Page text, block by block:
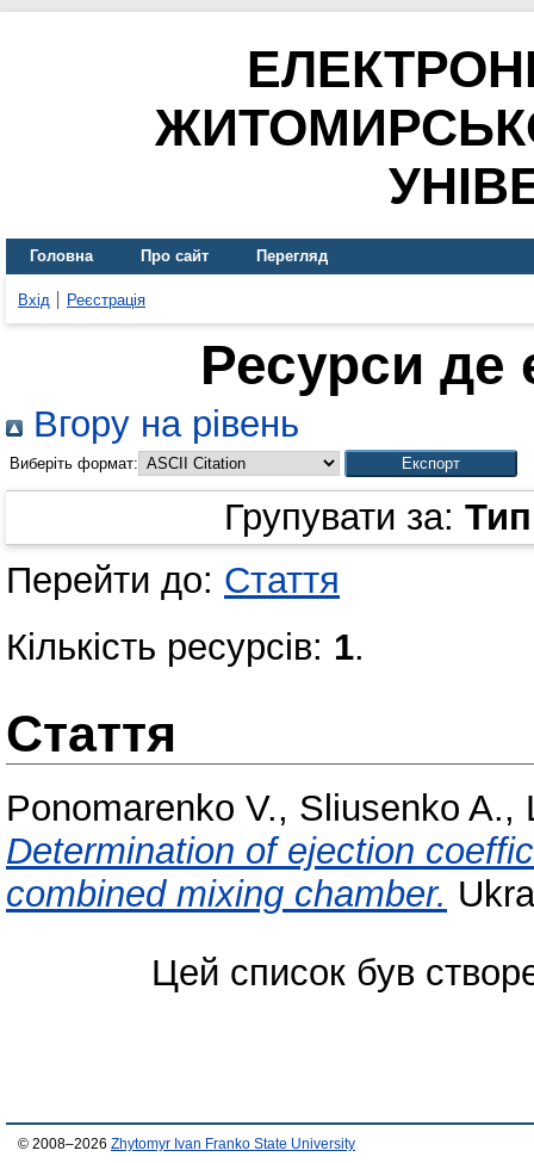
Головна Про сайт Перегляд
Вхід Реєстрація
Ресурси де
Вгору на рівень
Виберіть формат:
Групувати за:
Перейти до: Стаття
Кількість ресурсів: 1.
Стаття
Ponomarenko V., Sliusenko A.,
Determination of ejection
combined mixing chamber.
Цей список був
© 2008–2026 Zhytomyr Ivan Franko State University